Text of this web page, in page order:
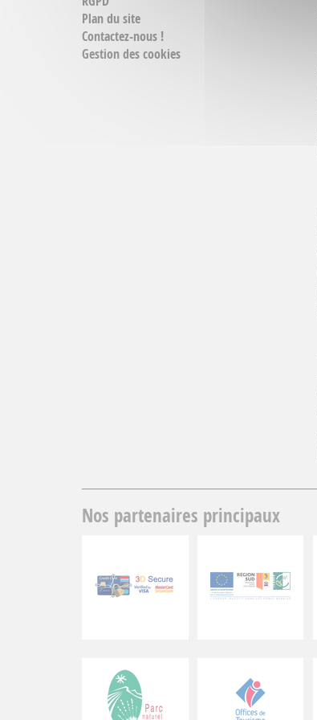
Plan du site
Contactez-nous !
Gestion des cookies
Nos partenaires principaux